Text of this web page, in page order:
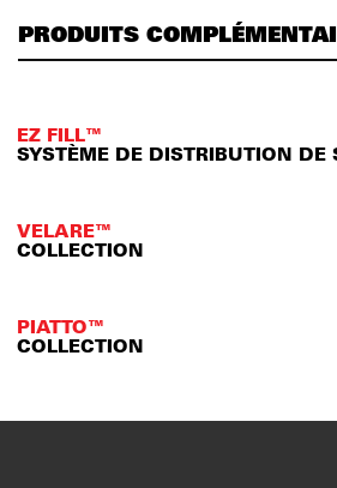
PRODUITS
EZ FILL™
SYSTÈME DE DISTRIBUTION DE
VELARE™
COLLECTION
PIATTO™
COLLECTION